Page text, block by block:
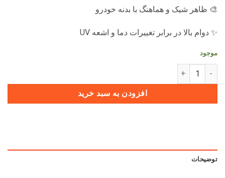
🎨 ظاهر شیک و هماهنگ با بدنه خودرو
✨ دوام بالا در برابر تغییرات دما و اشعه UV
موجود
قاب پلاک اختصاصی HAVAL (بسته دو عددی) عدد
افزودن به سبد خرید
توضیحات